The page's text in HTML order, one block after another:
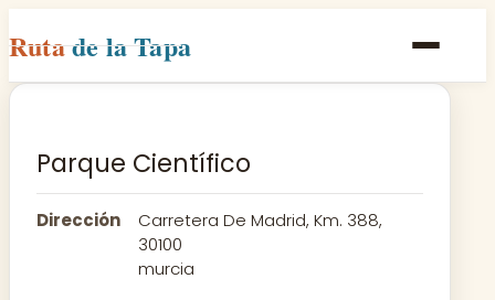
Rutade la Tapa
Inicio
Rutas
Parque Científico
Dirección
Carretera De Madrid, Km. 388,
30100
murcia